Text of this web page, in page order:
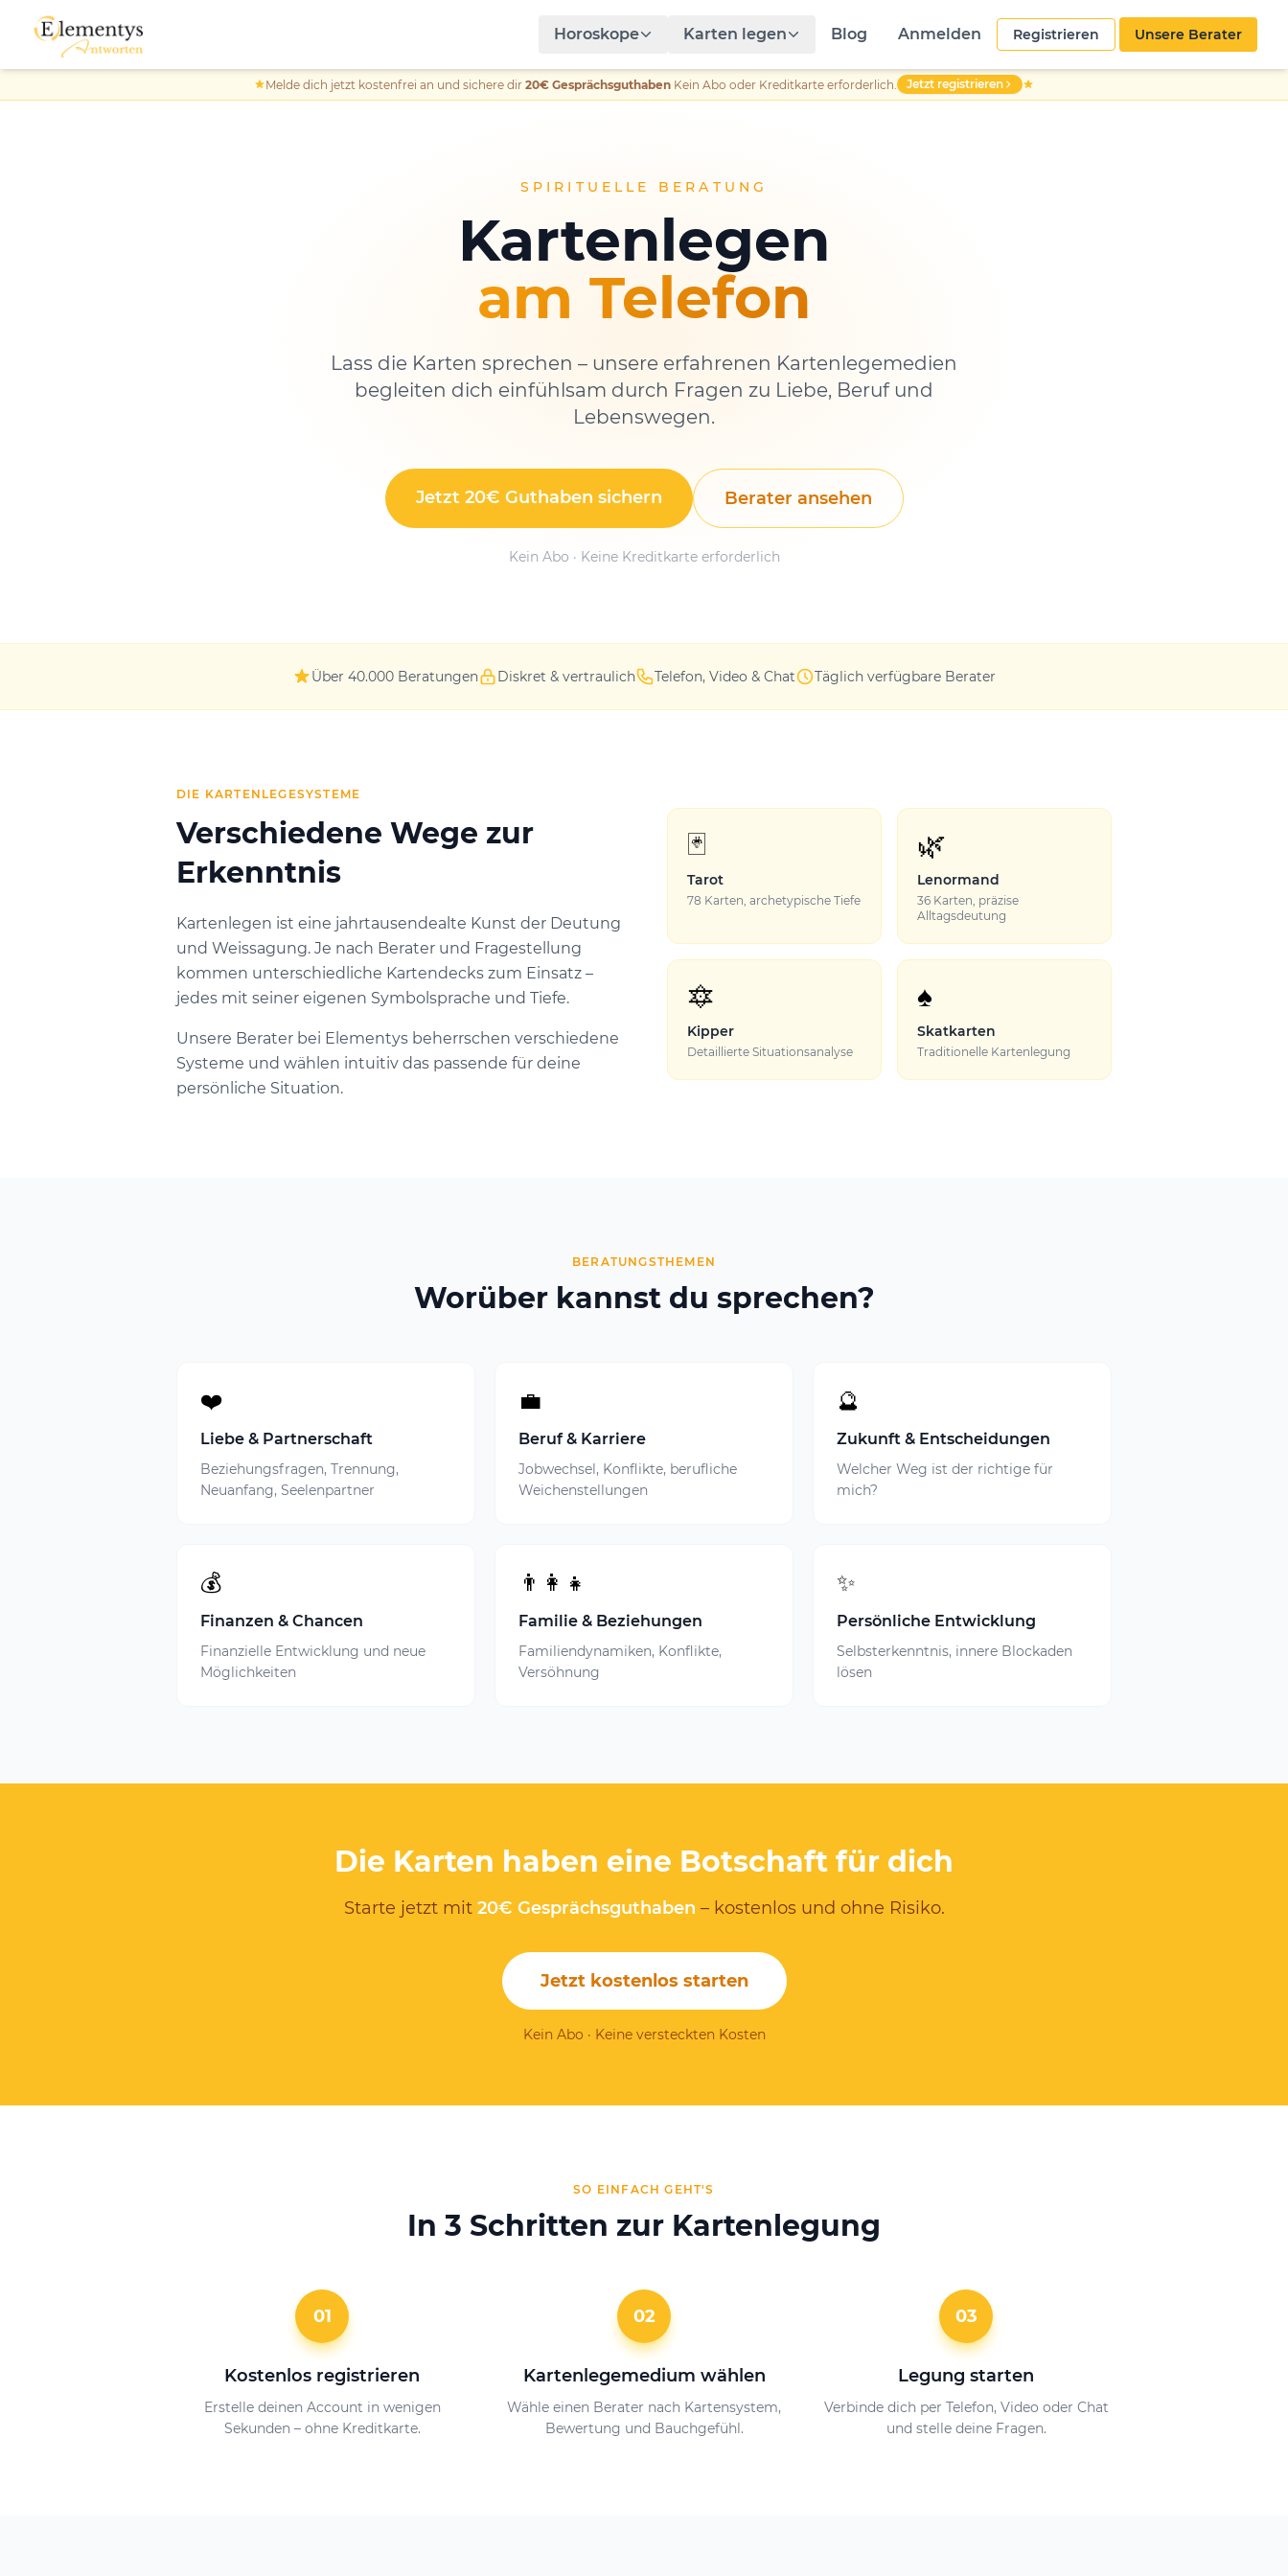
Horoskope Karten legen Blog Anmelden Registrieren Unsere Berater
Melde dich jetzt kostenfrei an und sichere dir 20€ Gesprächsguthaben Kein Abo oder Kreditkarte erforderlich. Jetzt registrieren
SPIRITUELLE BERATUNG
Kartenlegen
am Telefon
Lass die Karten sprechen – unsere erfahrenen Kartenlegemedien
begleiten dich einfühlsam durch Fragen zu Liebe, Beruf und
Lebenswegen.
Jetzt 20€ Guthaben sichern Berater ansehen
Kein Abo · Keine Kreditkarte erforderlich
Über 40.000 Beratungen Diskret & vertraulich Telefon, Video & Chat Täglich verfügbare Berater
DIE KARTENLEGESYSTEME
Verschiedene Wege zur
Erkenntnis
Kartenlegen ist eine jahrtausendealte Kunst der Deutung
und Weissagung. Je nach Berater und Fragestellung
kommen unterschiedliche Kartendecks zum Einsatz –
jedes mit seiner eigenen Symbolsprache und Tiefe.
Unsere Berater bei Elementys beherrschen verschiedene
Systeme und wählen intuitiv das passende für deine
persönliche Situation.
🃏
Tarot
78 Karten, archetypische Tiefe
🌿
Lenormand
36 Karten, präzise
Alltagsdeutung
🔯
Kipper
Detaillierte Situationsanalyse
♠
Skatkarten
Traditionelle Kartenlegung
BERATUNGSTHEMEN
Worüber kannst du sprechen?
❤️
Liebe & Partnerschaft
Beziehungsfragen, Trennung,
Neuanfang, Seelenpartner
💼
Beruf & Karriere
Jobwechsel, Konflikte, berufliche
Weichenstellungen
🔮
Zukunft & Entscheidungen
Welcher Weg ist der richtige für
mich?
💰
Finanzen & Chancen
Finanzielle Entwicklung und neue
Möglichkeiten
👨‍👩‍👧
Familie & Beziehungen
Familiendynamiken, Konflikte,
Versöhnung
✨
Persönliche Entwicklung
Selbsterkenntnis, innere Blockaden
lösen
Die Karten haben eine Botschaft für dich
Starte jetzt mit 20€ Gesprächsguthaben – kostenlos und ohne Risiko.
Jetzt kostenlos starten
Kein Abo · Keine versteckten Kosten
SO EINFACH GEHT'S
In 3 Schritten zur Kartenlegung
01
Kostenlos registrieren
Erstelle deinen Account in wenigen
Sekunden – ohne Kreditkarte.
02
Kartenlegemedium wählen
Wähle einen Berater nach Kartensystem,
Bewertung und Bauchgefühl.
03
Legung starten
Verbinde dich per Telefon, Video oder Chat
und stelle deine Fragen.